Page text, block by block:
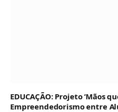
EDUCAÇÃO: Projeto ‘Mãos
Empreendedorismo entre